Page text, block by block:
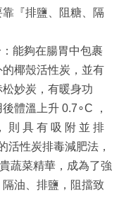
『排鹽、阻糖、隔
能夠在腸胃中包裹
椰殼活性炭，並有
妙炭，有暖身功
體溫上升 0.7∘C ，
則 具 有 吸 附 並 排
活性炭排毒減肥法，
蔬菜精華，成為了強
油、排鹽，阻擋致